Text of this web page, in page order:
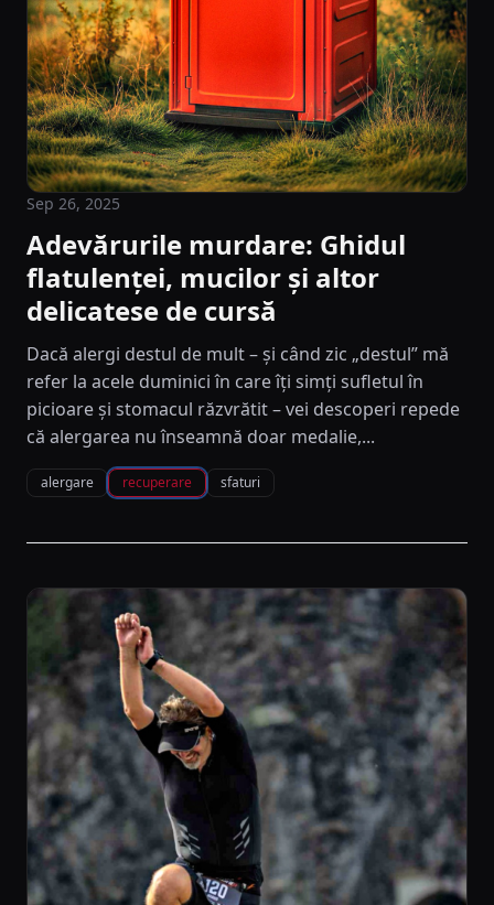
Sep 26, 2025
Adevărurile murdare: Ghidul
flatulenței, mucilor și altor
delicatese de cursă
Dacă alergi destul de mult – și când zic „destul” mă
refer la acele duminici în care îți simți sufletul în
picioare și stomacul răzvrătit – vei descoperi repede
că alergarea nu înseamnă doar medalie,...
alergare recuperare sfaturi